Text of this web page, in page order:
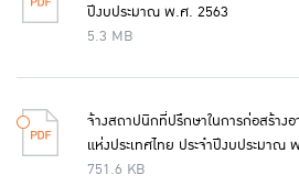
ปีงบประมาณ พ.ศ. 2563
5.3 MB
จ้างสถาปนิกที่ปรึกษาในการก่อสร้าง
แห่งประเทศไทย ประจำปีงบประมาณ
751.6 KB